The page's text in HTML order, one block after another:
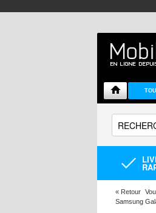
« Retour
Samsung